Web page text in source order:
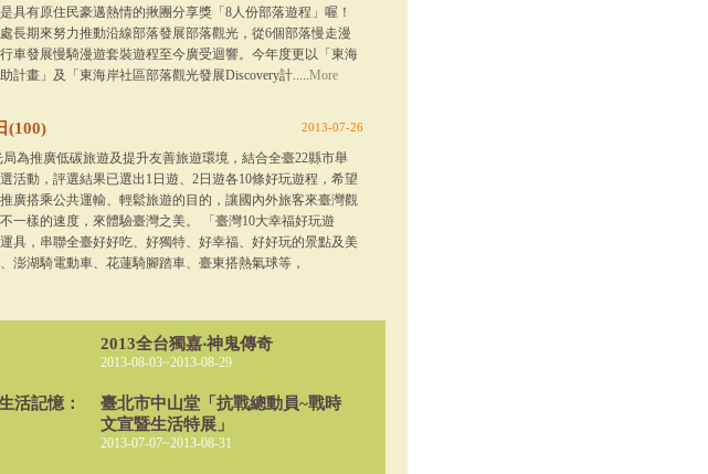
具有原住民豪邁熱情的揪團分享獎「8人份部落遊程」喔！
長期來努力推動沿線部落發展部落觀光，從6個部落慢走漫
車發展慢騎漫遊套裝遊程至今廣受迴響。今年度更以「東海
計畫」及「東海岸社區部落觀光發展Discovery計.....More
(100) 2013-07-26
為推廣低碳旅遊及提升友善旅遊環境，結合全臺22縣市舉
活動，評選結果已選出1日遊、2日遊各10條好玩遊程，希望
廣搭乘公共運輸、輕鬆旅遊的目的，讓國內外旅客來臺灣觀
一樣的速度，來體驗臺灣之美。 「臺灣10大幸福好玩遊
具，串聯全臺好好吃、好獨特、好幸福、好好玩的景點及美
澎湖騎電動車、花蓮騎腳踏車、臺東搭熱氣球等，
2013全台獨嘉‧神鬼傳奇
2013-08-03~2013-08-29
活記憶：
臺北市中山堂「抗戰總動員~戰時
文宣暨生活特展」
2013-07-07~2013-08-31